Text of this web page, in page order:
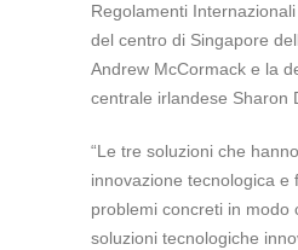
Regolamenti
del centro di Singapore
Andrew McCormack e la
centrale irlandese Sharon
“Le tre soluzioni che
innovazione tecnologica e
problemi concreti in modo
soluzioni tecnologiche